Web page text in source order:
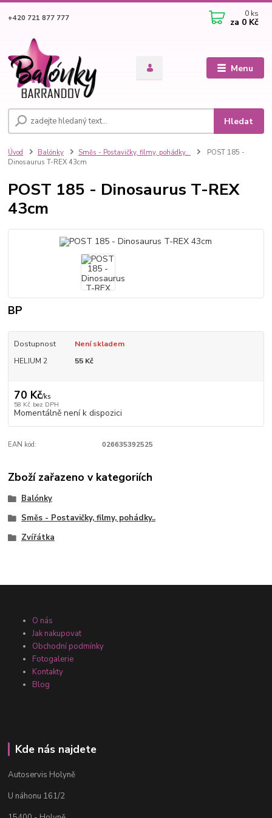
Menu
Hledat
+420 721 877 777 0 ks
za 0 Kč
Úvod Balónky Směs - Postavičky, filmy, pohádky..
POST 185 -
Dinosaurus T-REX 43cm
POST 185 - Dinosaurus T-REX
43cm
BP
Dostupnost
Není skladem
HELIUM 2
55 Kč
70 Kč/ks
58 Kč bez DPH
Momentálně není k dispozici
EAN kód: 026635392525
Zboží zařazeno v kategoriích
Balónky
Směs - Postavičky, filmy, pohádky..
Zvířátka
O nás
Jak nakupovat
Obchodní podmínky
Fotogalerie
Kontakty
Blog
Kde nás najdete
Autoservis Holyně
U náhonu 161/2